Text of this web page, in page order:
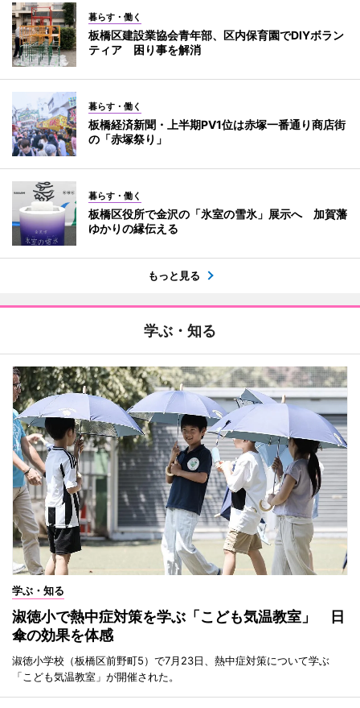
暮らす・働く
板橋区建設業協会青年部、区内保育園でDIYボラン
ティア 困り事を解消
暮らす・働く
板橋経済新聞・上半期PV1位は赤塚一番通り商店街
の「赤塚祭り」
暮らす・働く
板橋区役所で金沢の「氷室の雪氷」展示へ 加賀藩
ゆかりの縁伝える
もっと見る
学ぶ・知る
学ぶ・知る
淑徳小で熱中症対策を学ぶ「こども気温教室」 日
傘の効果を体感
淑徳小学校（板橋区前野町5）で7月23日、熱中症対策について学ぶ
「こども気温教室」が開催された。